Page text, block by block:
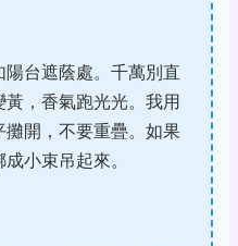
台遮蔭處。千萬別直
，香氣跑光光。我用
開，不要重疊。如果
小束吊起來。